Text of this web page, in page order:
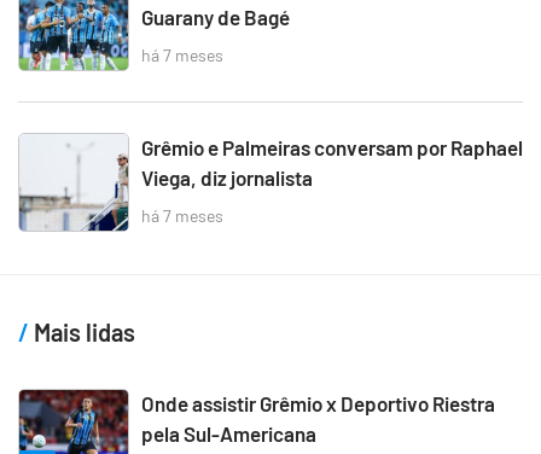
Guarany de Bagé
há 7 meses
Grêmio e Palmeiras conversam por Raphael
Viega, diz jornalista
há 7 meses
Mais lidas
Onde assistir Grêmio x Deportivo Riestra
pela Sul-Americana